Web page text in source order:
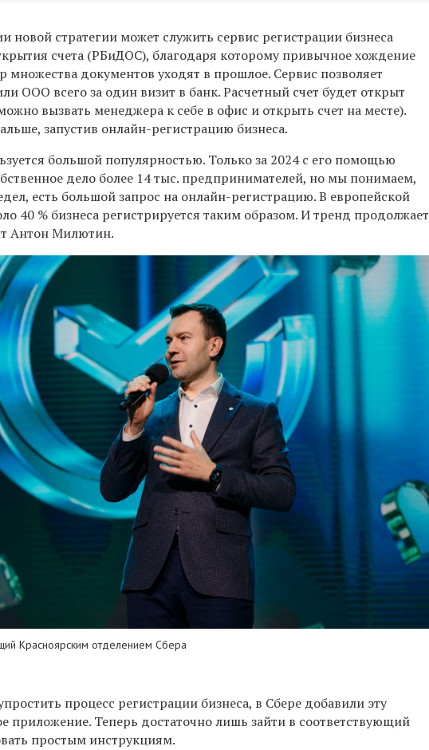
новой стратегии может служить сервис регистрации бизнеса
счета (РБиДОС), благодаря которому привычное хождение
множества документов уходят в прошлое. Сервис позволяет
ООО всего за один визит в банк. Расчетный счет будет открыт
вызвать менеджера к себе в офис и открыть счет на месте).
запустив онлайн-регистрацию бизнеса.
большой популярностью. Только за 2024 с его помощью
дело более 14 тыс. предпринимателей, но мы понимаем,
есть большой запрос на онлайн-регистрацию. В европейской
40 % бизнеса регистрируется таким образом. И тренд продолжает
Антон Милютин.
Красноярским отделением Сбера
процесс регистрации бизнеса, в Сбере добавили эту
приложение. Теперь достаточно лишь зайти в соответствующий
простым инструкциям.